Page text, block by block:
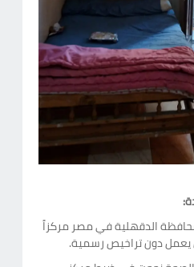
الدقهلية في مصر مركزاً
يعمل دون تراخيص رسمية.